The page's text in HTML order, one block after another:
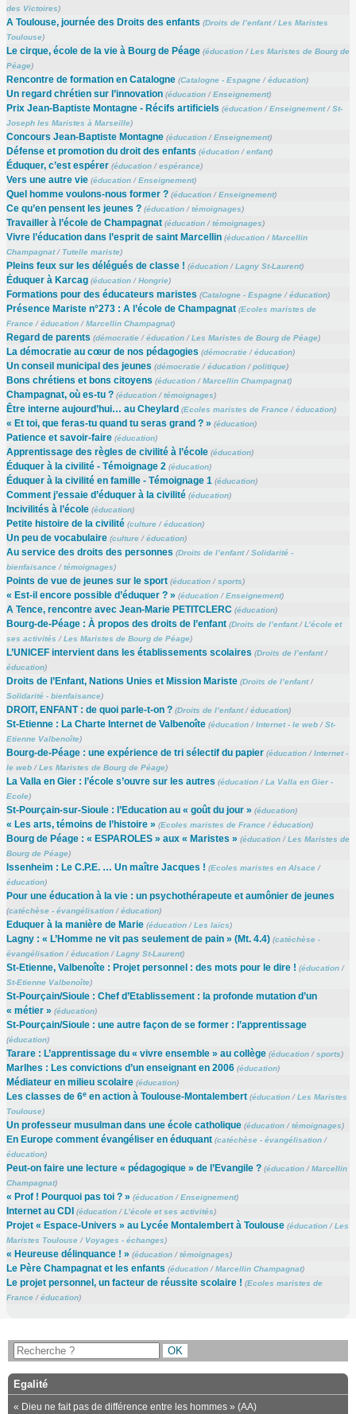
des Victoires)
A Toulouse, journée des Droits des enfants (Droits de l’enfant/Les Maristes
Toulouse)
Le cirque, école de la vie à Bourg de Péage (éducation/Les Maristes de Bourg de
Péage)
Rencontre de formation en Catalogne (Catalogne - Espagne/éducation)
Un regard chrétien sur l’innovation (éducation/Enseignement)
Prix Jean-Baptiste Montagne - Récifs artificiels (éducation/Enseignement/St-
Joseph les Maristes à Marseille)
Concours Jean-Baptiste Montagne (éducation/Enseignement)
Défense et promotion du droit des enfants (éducation/enfant)
Éduquer, c’est espérer (éducation/espérance)
Vers une autre vie (éducation/Enseignement)
Quel homme voulons-nous former ? (éducation/Enseignement)
Ce qu’en pensent les jeunes ? (éducation/témoignages)
Travailler à l’école de Champagnat (éducation/témoignages)
Vivre l’éducation dans l’esprit de saint Marcellin (éducation/Marcellin
Champagnat/ Tutelle mariste)
Pleins feux sur les délégués de classe ! (éducation/Lagny St-Laurent)
Éduquer à Karcag (éducation/Hongrie)
Formations pour des éducateurs maristes (Catalogne - Espagne/éducation)
Présence Mariste n°273 : A l’école de Champagnat (Ecoles maristes de
France/éducation/Marcellin Champagnat)
Regard de parents (démocratie/éducation/Les Maristes de Bourg de Péage)
La démocratie au cœur de nos pédagogies (démocratie/éducation)
Un conseil municipal des jeunes (démocratie/éducation/politique)
Bons chrétiens et bons citoyens (éducation/Marcellin Champagnat)
Champagnat, où es-tu ? (éducation/témoignages)
Être interne aujourd’hui… au Cheylard (Ecoles maristes de France/éducation)
« Et toi, que feras-tu quand tu seras grand ? » (éducation)
Patience et savoir-faire (éducation)
Apprentissage des règles de civilité à l’école (éducation)
Éduquer à la civilité - Témoignage 2 (éducation)
Éduquer à la civilité en famille - Témoignage 1 (éducation)
Comment j’essaie d’éduquer à la civilité (éducation)
Incivilités à l’école (éducation)
Petite histoire de la civilité (culture/éducation)
Un peu de vocabulaire (culture/éducation)
Au service des droits des personnes (Droits de l’enfant/Solidarité -
bienfaisance/témoignages)
Points de vue de jeunes sur le sport (éducation/ sports)
« Est-il encore possible d’éduquer ? » (éducation/Enseignement)
A Tence, rencontre avec Jean-Marie PETITCLERC (éducation)
Bourg-de-Péage : À propos des droits de l’enfant (Droits de l’enfant/L’école et
ses activités /Les Maristes de Bourg de Péage)
L’UNICEF intervient dans les établissements scolaires (Droits de l’enfant/
éducation)
Droits de l’Enfant, Nations Unies et Mission Mariste (Droits de l’enfant/
Solidarité - bienfaisance)
DROIT, ENFANT : de quoi parle-t-on ? (Droits de l’enfant/éducation)
St-Etienne : La Charte Internet de Valbenoîte (éducation/Internet - le web/St-
Etienne Valbenoîte)
Bourg-de-Péage : une expérience de tri sélectif du papier (éducation/Internet -
le web/Les Maristes de Bourg de Péage)
La Valla en Gier : l’école s’ouvre sur les autres (éducation/La Valla en Gier -
Ecole)
St-Pourçain-sur-Sioule : l’Education au « goût du jour » (éducation)
« Les arts, témoins de l’histoire » (Ecoles maristes de France/éducation)
Bourg de Péage : « ESPAROLES » aux « Maristes » (éducation/Les Maristes de
Bourg de Péage)
Issenheim : Le C.P.E. … Un maître Jacques ! (Ecoles maristes en Alsace/
éducation)
Pour une éducation à la vie : un psychothérapeute et aumônier de jeunes
(catéchèse - évangélisation/éducation)
Eduquer à la manière de Marie (éducation/Les laïcs)
Lagny : « L’Homme ne vit pas seulement de pain » (Mt. 4.4) (catéchèse -
évangélisation/éducation/Lagny St-Laurent)
St-Etienne, Valbenoîte : Projet personnel : des mots pour le dire ! (éducation/
St-Etienne Valbenoîte)
St-Pourçain/Sioule : Chef d’Etablissement : la profonde mutation d’un
« métier » (éducation)
St-Pourçain/Sioule : une autre façon de se former : l’apprentissage
(éducation)
Tarare : L’apprentissage du « vivre ensemble » au collège (éducation/ sports)
Marlhes : Les convictions d’un enseignant en 2006 (éducation)
Médiateur en milieu scolaire (éducation)
Les classes de 6een action à Toulouse-Montalembert (éducation/Les Maristes
Toulouse)
Un professeur musulman dans une école catholique (éducation/témoignages)
En Europe comment évangéliser en éduquant (catéchèse - évangélisation/
éducation)
Peut-on faire une lecture « pédagogique » de l’Evangile ? (éducation/Marcellin
Champagnat)
« Prof ! Pourquoi pas toi ? » (éducation/Enseignement)
Internet au CDI (éducation/L’école et ses activités)
Projet « Espace-Univers » au Lycée Montalembert à Toulouse (éducation/Les
Maristes Toulouse/ Voyages - échanges)
« Heureuse délinquance ! » (éducation/témoignages)
Le Père Champagnat et les enfants (éducation/Marcellin Champagnat)
Le projet personnel, un facteur de réussite scolaire ! (Ecoles maristes de
France/éducation)
Egalité
« Dieu ne fait pas de différence entre les hommes » (AA)